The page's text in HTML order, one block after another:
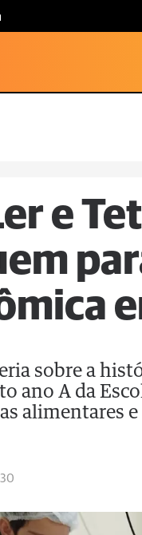
e
sobre a
ano A da
alimentares